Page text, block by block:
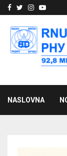
Facebook
Twitter
Instagram
NASLOVNA